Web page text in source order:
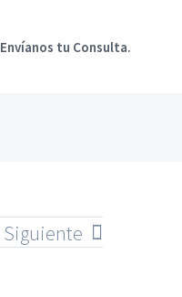
Envíanos tu Consulta.
Siguiente